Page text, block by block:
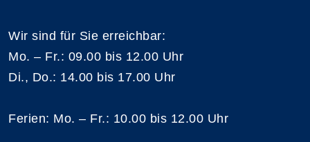
Wir sind für Sie erreichbar:
Mo. – Fr.: 09.00 bis 12.00 Uhr
Di., Do.: 14.00 bis 17.00 Uhr
Ferien: Mo. – Fr.: 10.00 bis 12.00 Uhr